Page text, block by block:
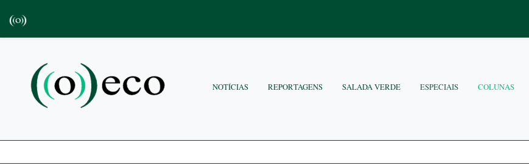
NOTÍCIAS REPORTAGENS SALADA VERDE ESPECIAIS COLUNAS